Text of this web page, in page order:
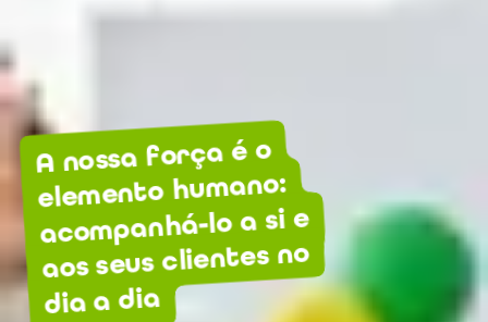
A nossa força é o
elemento humano:
acompanhá-lo a si e
aos seus clientes no
dia a dia